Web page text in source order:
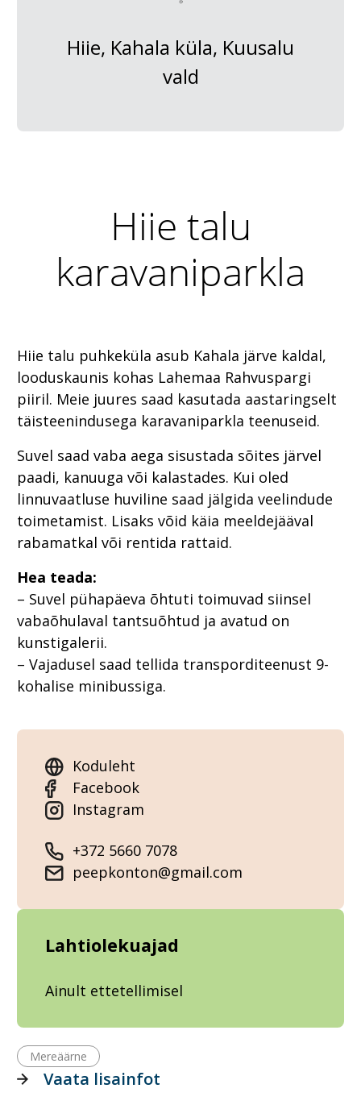
Hiie, Kahala küla, Kuusalu
vald
Hiie talu
karavaniparkla
Hiie talu puhkeküla asub Kahala järve kaldal,
looduskaunis kohas Lahemaa Rahvuspargi
piiril. Meie juures saad kasutada aastaringselt
täisteenindusega karavaniparkla teenuseid.
Suvel saad vaba aega sisustada sõites järvel
paadi, kanuuga või kalastades. Kui oled
linnuvaatluse huviline saad jälgida veelindude
toimetamist. Lisaks võid käia meeldejääval
rabamatkal või rentida rattaid.
Hea teada:
– Suvel pühapäeva õhtuti toimuvad siinsel
vabaõhulaval tantsuõhtud ja avatud on
kunstigalerii.
– Vajadusel saad tellida transporditeenust 9-
kohalise minibussiga.
Koduleht
Facebook
Instagram
+372 5660 7078
peepkonton@gmail.com
Lahtiolekuajad
Ainult ettetellimisel
Mereäärne
Vaata lisainfot